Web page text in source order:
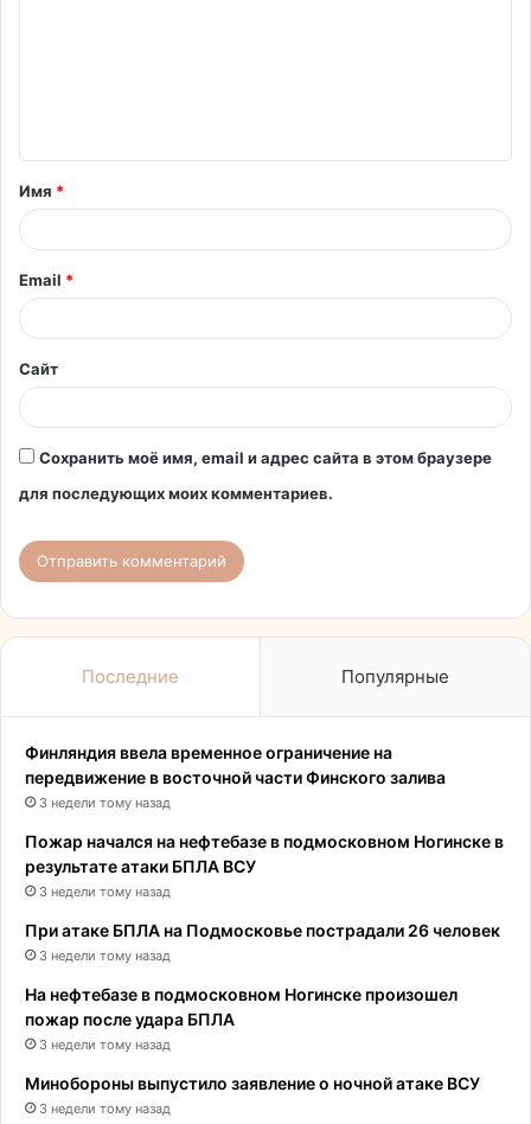
т
а
й
*
Имя *
Email *
Сайт
Сохранить моё имя, email и адрес сайта в этом браузере
для последующих моих комментариев.
Последние Популярные
Финляндия ввела временное ограничение на
передвижение в восточной части Финского залива
3 недели тому назад
Пожар начался на нефтебазе в подмосковном Ногинске в
результате атаки БПЛА ВСУ
3 недели тому назад
При атаке БПЛА на Подмосковье пострадали 26 человек
3 недели тому назад
На нефтебазе в подмосковном Ногинске произошел
пожар после удара БПЛА
3 недели тому назад
Минобороны выпустило заявление о ночной атаке ВСУ
3 недели тому назад